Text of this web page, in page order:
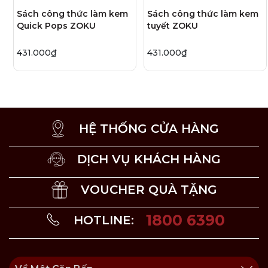
kem ngon hơn.
Sách công thức làm kem
Quick Pops ZOKU
431.000₫
Sách công thức làm kem
tuyết ZOKU
431.000₫
HỆ THỐNG CỬA HÀNG
DỊCH VỤ KHÁCH HÀNG
VOUCHER QUÀ TẶNG
HOTLINE: 1800 6390